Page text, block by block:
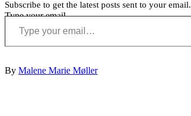
Subscribe to get the latest posts sent to your email.
Type your email…
By Malene Marie Møller